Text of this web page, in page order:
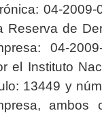
04-2009-
Reserva de
04-2009-
el Instituto
13449 y
ambos